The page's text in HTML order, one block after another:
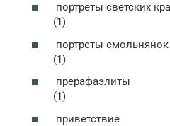
портреты светских
(1)
портреты смольнянок
(1)
прерафаэлиты
(1)
приветствие